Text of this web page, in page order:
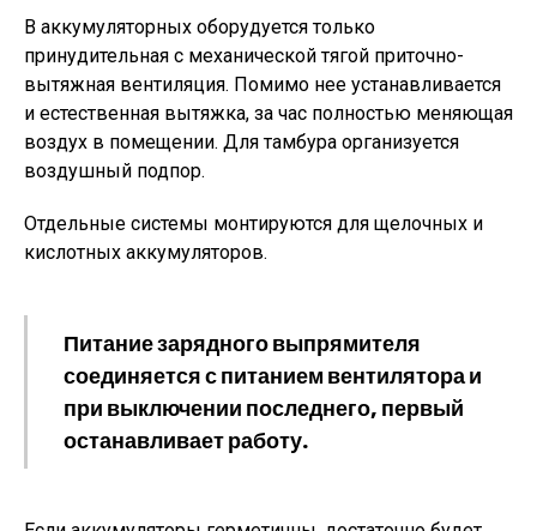
В аккумуляторных оборудуется только
принудительная с механической тягой приточно-
вытяжная вентиляция. Помимо нее устанавливается
и естественная вытяжка, за час полностью меняющая
воздух в помещении. Для тамбура организуется
воздушный подпор.
Отдельные системы монтируются для щелочных и
кислотных аккумуляторов.
Питание зарядного выпрямителя
соединяется с питанием вентилятора и
при выключении последнего, первый
останавливает работу.